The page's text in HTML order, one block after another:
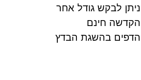
ניתן לבקש גודל אחר
הקדשה חינם
הדפים בהשגת הבדץ